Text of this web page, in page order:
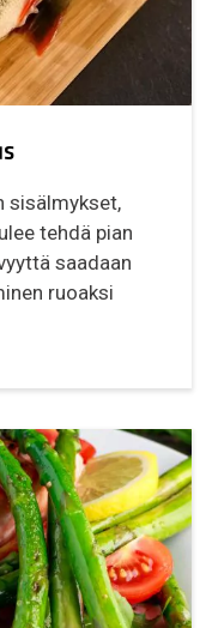
sisälmykset,
tehdä pian
saadaan
ruoaksi